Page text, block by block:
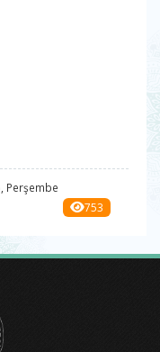
Perşembe
753